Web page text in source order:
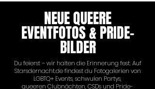
NEUE QUEERE
EVENTFOTOS & PRIDE-
BILDER
Du feierst – wir halten die Erinnerung fest. Auf
Starsdernacht.de findest du Fotogalerien von
LGBTQ+ Events, schwulen Partys,
queeren Clubnächten, CSDs und Pride-